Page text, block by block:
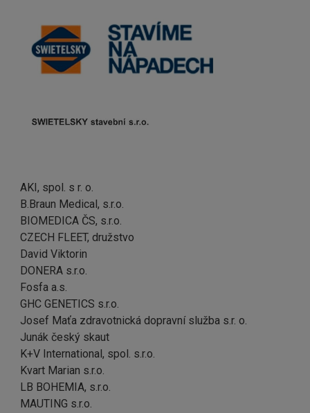
AKI, spol. s r. o.
B.Braun Medical, s.r.o.
BIOMEDICA ČS, s.r.o.
CZECH FLEET, družstvo
David Viktorin
DONERA s.r.o.
Fosfa a.s.
GHC GENETICS s.r.o.
Josef Maťa zdravotnická dopravní služba s.r. o.
Junák český skaut
K+V International, spol. s.r.o.
Kvart Marian s.r.o.
LB BOHEMIA, s.r.o.
MAUTING s.r.o.